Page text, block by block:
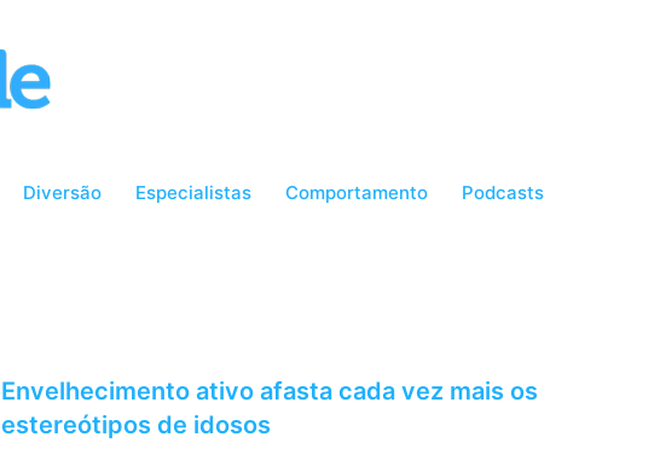
Diversão Especialistas Comportamento Podcasts
Envelhecimento ativo afasta cada vez mais os
estereótipos de idosos